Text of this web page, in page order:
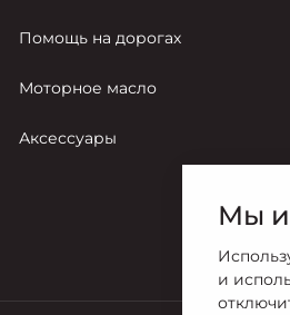
Помощь на дорогах
Моторное масло
Аксессуары
Мы
и